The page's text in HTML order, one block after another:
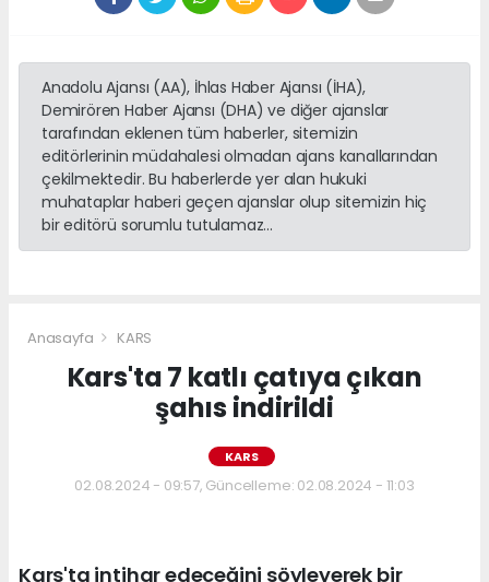
Anadolu Ajansı (AA), İhlas Haber Ajansı (İHA),
Demirören Haber Ajansı (DHA) ve diğer ajanslar
tarafından eklenen tüm haberler, sitemizin
editörlerinin müdahalesi olmadan ajans kanallarından
çekilmektedir. Bu haberlerde yer alan hukuki
muhataplar haberi geçen ajanslar olup sitemizin hiç
bir editörü sorumlu tutulamaz...
Anasayfa KARS
Kars'ta 7 katlı çatıya çıkan
şahıs indirildi
KARS
02.08.2024 - 09:57, Güncelleme: 02.08.2024 - 11:03
Kars'ta intihar edeceğini söyleyerek bir